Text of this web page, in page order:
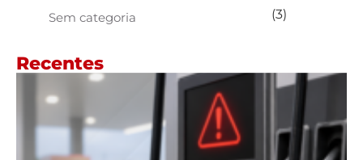
Sem categoria
(3)
Recentes